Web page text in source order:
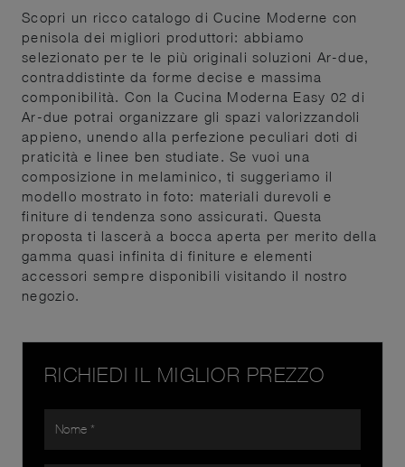
Scopri un ricco catalogo di Cucine Moderne con
penisola dei migliori produttori: abbiamo
selezionato per te le più originali soluzioni Ar-due,
contraddistinte da forme decise e massima
componibilità. Con la Cucina Moderna Easy 02 di
Ar-due potrai organizzare gli spazi valorizzandoli
appieno, unendo alla perfezione peculiari doti di
praticità e linee ben studiate. Se vuoi una
composizione in melaminico, ti suggeriamo il
modello mostrato in foto: materiali durevoli e
finiture di tendenza sono assicurati. Questa
proposta ti lascerà a bocca aperta per merito della
gamma quasi infinita di finiture e elementi
accessori sempre disponibili visitando il nostro
negozio.
RICHIEDI IL MIGLIOR PREZZO